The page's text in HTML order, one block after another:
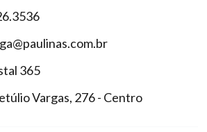
365
Vargas, 276 - Centro